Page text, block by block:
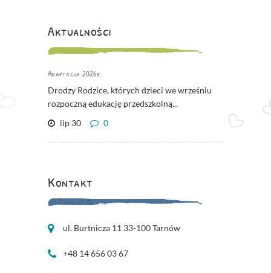
Aktualności
Adaptacja 2026r.
Drodzy Rodzice, których dzieci we wrześniu
rozpoczną edukację przedszkolną...
lip 30
0
Kontakt
ul. Burtnicza 11 33-100 Tarnów
+48 14 656 03 67